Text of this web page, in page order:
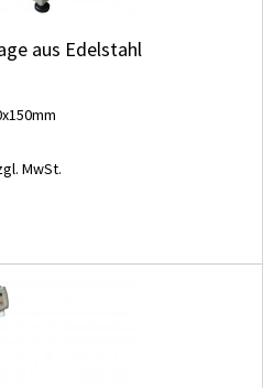
aus Edelstahl
MwSt.